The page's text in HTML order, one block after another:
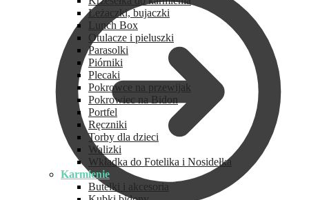
Leżaczki, bujaczki
Lunch Box
Otulacze i pieluszki
Parasolki
Piórniki
Plecaki
Pokrowce na przewijak
Pokrowiec na Bidon
Portfel
Ręczniki
Torby dla dzieci
Walizki
Wkładka do Fotelika i Nosidełka
Karmienie
Butelki i akcesoria